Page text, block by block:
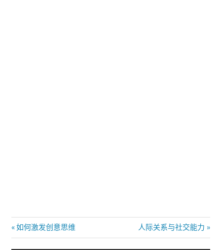
文
Previous
Post:
如何激发创意思维
Next
Post:
人际关系与社交能力